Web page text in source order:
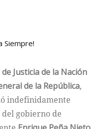
Siempre!
Justicia de la Nación
de la República,
indefinidamente
gobierno de